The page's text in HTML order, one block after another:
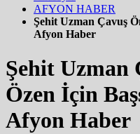
AFYON HABER
Şehit Uzman Çavuş
Afyon Haber
Şehit Uzman
Özen İçin
Afyon Haber